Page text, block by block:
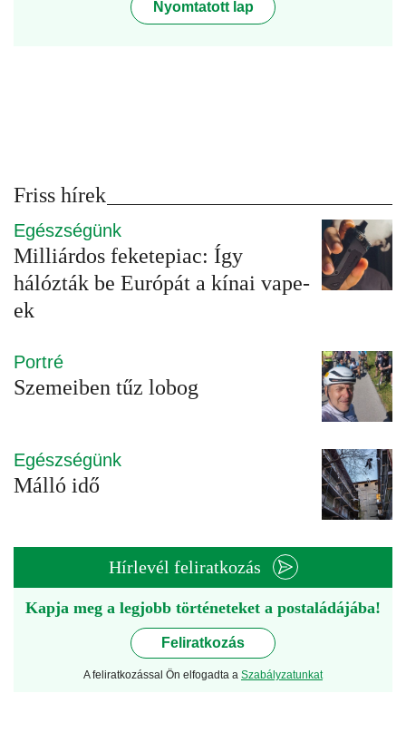
Nyomtatott lap
Friss hírek
Egészségünk
Milliárdos feketepiac: Így
hálózták be Európát a kínai vape-
ek
Portré
Szemeiben tűz lobog
Egészségünk
Málló idő
Hírlevél feliratkozás
Kapja meg a legjobb történeteket a postaládájába!
Feliratkozás
A feliratkozással Ön elfogadta a Szabályzatunkat